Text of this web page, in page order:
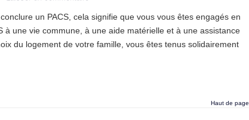
un PACS, cela signifie que vous vous êtes engagés en
à une vie commune, à une aide matérielle et à une assistance
du logement de votre famille, vous êtes tenus solidairement
Haut de page